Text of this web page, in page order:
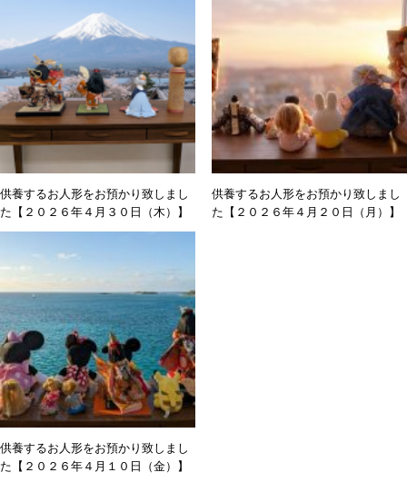
供養するお人形をお預かり致しまし
た【２０２６年４月３０日（木）】
供養するお人形をお預かり致しまし
た【２０２６年４月２０日（月）】
供養するお人形をお預かり致しまし
た【２０２６年４月１０日（金）】